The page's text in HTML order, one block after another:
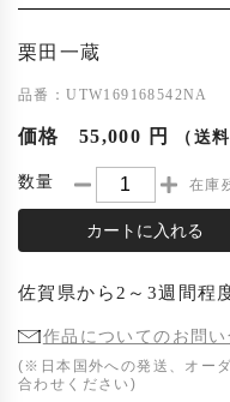
栗田一蔵
品番：UTW169168542NA
価格 55,000 円 （送
数量 在庫
カートに入れる
佐賀県から 2～3週間程
作品についてのお問
(※日本国外への発送、オー
合わせください)